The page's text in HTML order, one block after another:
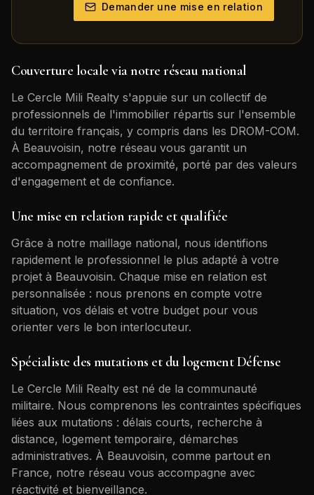
Demander une mise en relation
Couverture locale via notre réseau national
Le Cercle Mili Realty s'appuie sur un collectif de
professionnels de l'immobilier répartis sur l'ensemble
du territoire français, y compris dans les DROM-COM.
À Beauvoisin, notre réseau vous garantit un
accompagnement de proximité, porté par des valeurs
d'engagement et de confiance.
Une mise en relation rapide et qualifiée
Grâce à notre maillage national, nous identifions
rapidement le professionnel le plus adapté à votre
projet à Beauvoisin. Chaque mise en relation est
personnalisée : nous prenons en compte votre
situation, vos délais et votre budget pour vous
orienter vers le bon interlocuteur.
Spécialiste des mutations et du logement Défense
Le Cercle Mili Realty est né de la communauté
militaire. Nous comprenons les contraintes spécifiques
liées aux mutations : délais courts, recherche à
distance, logement temporaire, démarches
administratives. À Beauvoisin, comme partout en
France, notre réseau vous accompagne avec
réactivité et bienveillance.